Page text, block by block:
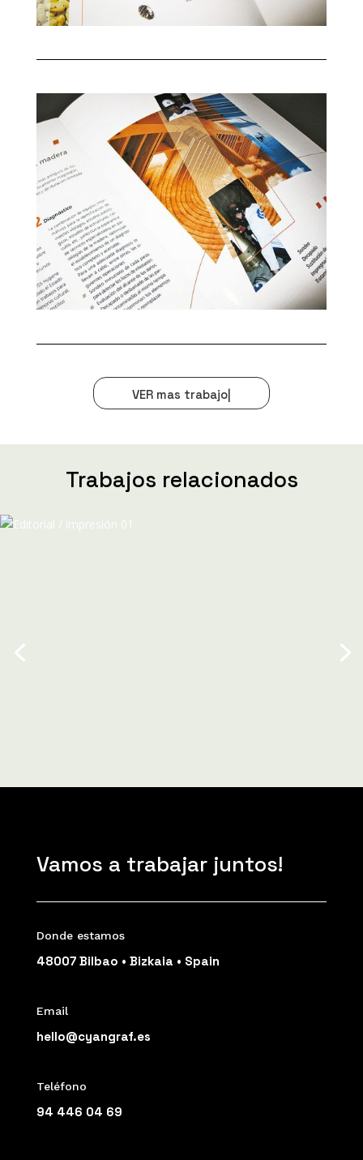
VERmas trabajos
Trabajos relacionados
Vamos a trabajar juntos!
Donde estamos
48007 Bilbao • Bizkaia • Spain
Email
hello@cyangraf.es
Teléfono
94 446 04 69